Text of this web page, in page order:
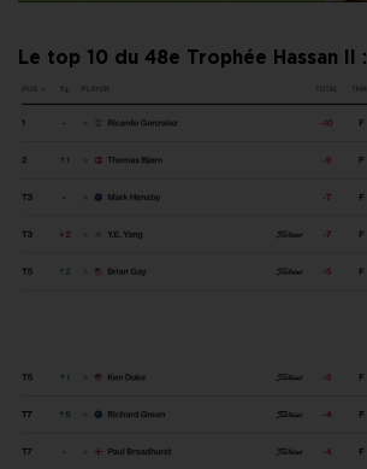
Le top 10 du 48e Trophée Hassan II :